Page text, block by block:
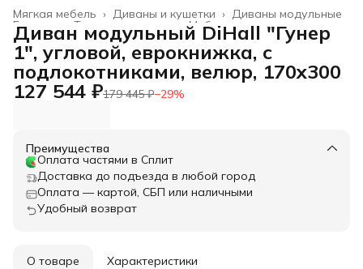
Диваны модульные
Диваны и кушетки ›
Мягкая мебель ›
Мебель
Товары для дома
Главная
Диван модульный DiHall "Гунер
1", угловой, еврокнижка, с
подлокотниками, велюр, 170x300
127 544 ₽179 445 ₽−29%
Преимущества
Оплата частями в Сплит
Доставка до подъезда в любой город
Оплата — картой, СБП или наличными
Удобный возврат
О товаре Характеристики